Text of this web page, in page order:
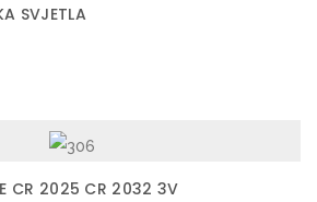
SVJETLA
CR 2025 CR 2032 3V